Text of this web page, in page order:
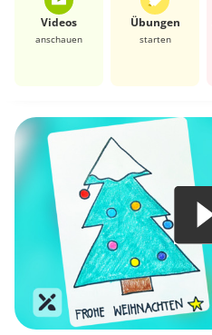
Videos
anschauen
Übungen
starten